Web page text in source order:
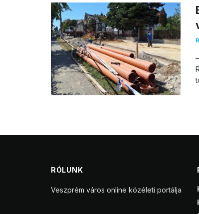
RÓLUNK
Veszprém város online közéleti portálja